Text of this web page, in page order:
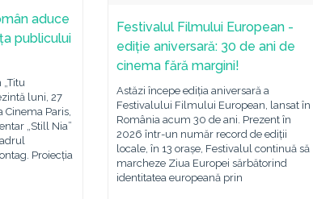
aduce
publicului
luni, 27
Cinema Paris,
„Still Nia”
Proiecția
Festivalul Filmului European -
ediție aniversară: 30 de ani de
cinema fără margini!
Astăzi începe ediția aniversară a
Festivalului Filmului European, lansat în
România acum 30 de ani. Prezent în
2026 într-un număr record de ediții
locale, în 13 orașe, Festivalul continuă să
marcheze Ziua Europei sărbătorind
identitatea europeană prin